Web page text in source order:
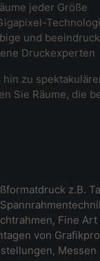
jeder Größe
und
Druckexperten
zu
Sie Räume, die
z.B.
Fine
von
Messen